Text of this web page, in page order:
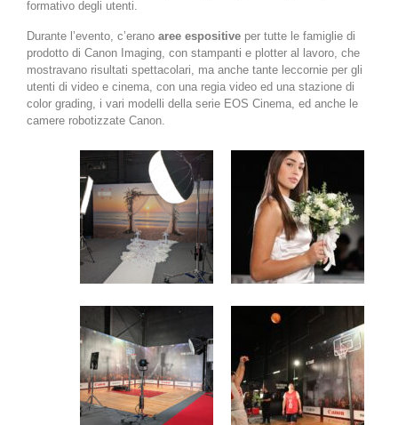
formativo degli utenti.
Durante l’evento, c’erano aree espositive per tutte le famiglie di
prodotto di Canon Imaging, con stampanti e plotter al lavoro, che
mostravano risultati spettacolari, ma anche tante leccornie per gli
utenti di video e cinema, con una regia video ed una stazione di
color grading, i vari modelli della serie EOS Cinema, ed anche le
camere robotizzate Canon.